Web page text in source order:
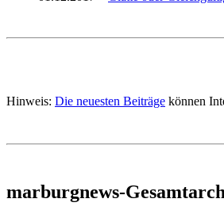
Hinweis: Die neuesten Beiträge können
marburgnews-